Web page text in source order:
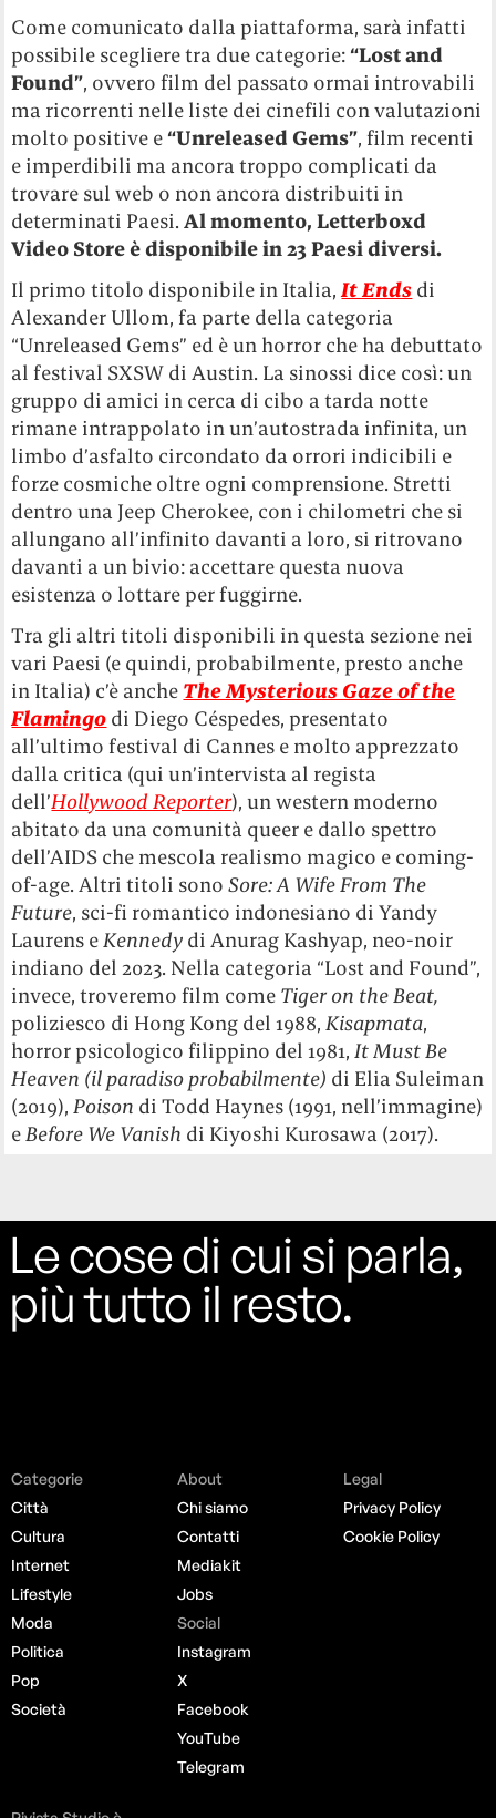
Come comunicato dalla piattaforma, sarà infatti
possibile scegliere tra due categorie:“Lost and
Found”, ovvero film del passato ormai introvabili
ma ricorrenti nelle liste dei cinefili con valutazioni
molto positive e“Unreleased Gems”, film recenti
e imperdibili ma ancora troppo complicati da
trovare sul web o non ancora distribuiti in
determinati Paesi.Al momento, Letterboxd
Video Store è disponibile in 23 Paesi diversi.
Il primo titolo disponibile in Italia,It Ends di
Alexander Ullom, fa parte della categoria
“Unreleased Gems” ed è un horror che ha debuttato
al festival SXSW di Austin. La sinossi dice così: un
gruppo di amici in cerca di cibo a tarda notte
rimane intrappolato in un’autostrada infinita, un
limbo d’asfalto circondato da orrori indicibili e
forze cosmiche oltre ogni comprensione. Stretti
dentro una Jeep Cherokee, con i chilometri che si
allungano all’infinito davanti a loro, si ritrovano
davanti a un bivio: accettare questa nuova
esistenza o lottare per fuggirne.
Tra gli altri titoli disponibili in questa sezione nei
vari Paesi (e quindi, probabilmente, presto anche
in Italia) c’è anche The Mysterious Gaze of the
Flamingo di Diego Céspedes, presentato
all’ultimo festival di Cannes e molto apprezzato
dalla critica (qui un’intervista al regista
dell’Hollywood Reporter), un western moderno
abitato da una comunità queer e dallo spettro
dell’AIDS che mescola realismo magico e coming-
of-age. Altri titoli sonoSore: A Wife From The
Future, sci-fi romantico indonesiano di Yandy
Laurens eKennedy di Anurag Kashyap, neo-noir
indiano del 2023. Nella categoria “Lost and Found”,
invece, troveremo film come Tiger on the Beat,
poliziesco di Hong Kong del 1988,Kisapmata,
horror psicologico filippino del 1981,It Must Be
Heaven (il paradiso probabilmente) di Elia Suleiman
(2019),Poison di Todd Haynes (1991, nell’immagine)
eBefore We Vanish di Kiyoshi Kurosawa (2017).
Le cose di cui si parla,
più tutto il resto.
Categorie
Città
Cultura
Internet
Lifestyle
Moda
Politica
Pop
Società
About
Chi siamo
Contatti
Mediakit
Jobs
Social
Instagram
X
Facebook
YouTube
Telegram
Legal
Privacy Policy
Cookie Policy